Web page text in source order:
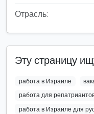
Отрасль:
Эту страницу
работа в Израиле
работа для
работа в Израиле для